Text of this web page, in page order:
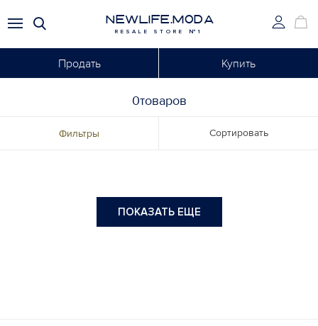
NEWLIFE.MODA
RESALE STORE №1
Продать Купить
0товаров
Фильтры Сортировать
ПОКАЗАТЬ ЕЩЕ